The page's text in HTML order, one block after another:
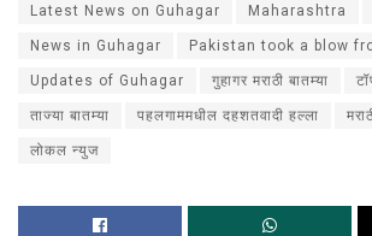
Latest News on Guhagar Maharashtra
News in Guhagar Pakistan took a blow
Updates of Guhagar गुहागर मराठी बातम्या
ताज्या बातम्या पहलगाममधील दहशतवादी हल्ला
लोकल न्युज